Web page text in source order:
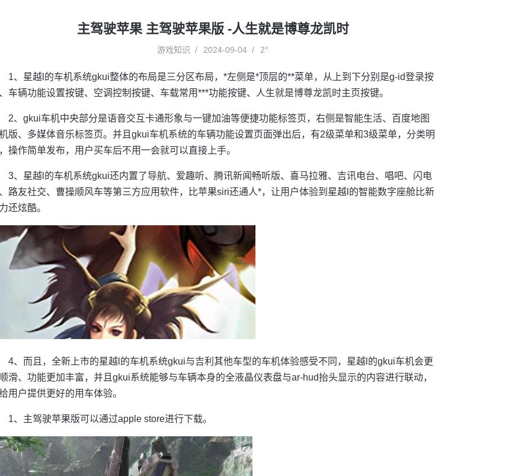
主驾驶苹果 主驾驶苹果版 -人生就是博尊龙凯时
游戏知识 2024-09-04 2°
1、星越l的车机系统gkui整体的布局是三分区布局，*左侧是*顶层的**菜单，从上到下分别是g-id登录按
车辆功能设置按键、空调控制按键、车载常用***功能按键、人生就是博尊龙凯时主页按键。
2、gkui车机中央部分是语音交互卡通形象与一键加油等便捷功能标签页，右侧是智能生活、百度地图
版、多媒体音乐标签页。并且gkui车机系统的车辆功能设置页面弹出后，有2级菜单和3级菜单，分类明
操作简单发布，用户买车后不用一会就可以直接上手。
3、星越l的车机系统gkui还内置了导航、爱趣听、腾讯新闻畅听版、喜马拉雅、吉讯电台、唱吧、闪电
路友社交、曹操顺风车等第三方应用软件，比苹果siri还通人*，让用户体验到星越l的智能数字座舱比新
还炫酷。
4、而且，全新上市的星越l的车机系统gkui与吉利其他车型的车机体验感受不同，星越l的gkui车机会更
滑、功能更加丰富，并且gkui系统能够与车辆本身的全液晶仪表盘与ar-hud抬头显示的内容进行联动，
用户提供更好的用车体验。
1、主驾驶苹果版可以通过apple store进行下载。